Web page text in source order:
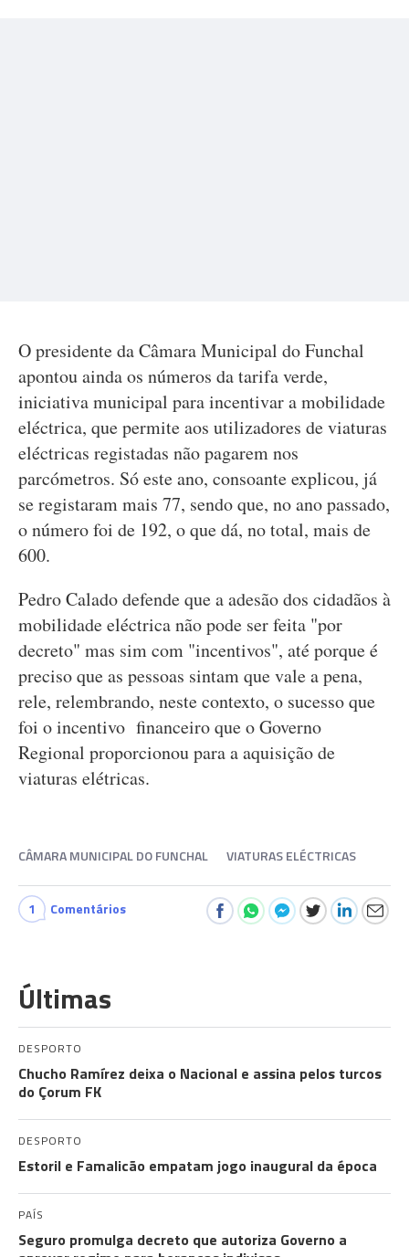
O presidente da Câmara Municipal do Funchal
apontou ainda os números da tarifa verde,
iniciativa municipal para incentivar a mobilidade
eléctrica, que permite aos utilizadores de viaturas
eléctricas registadas não pagarem nos
parcómetros. Só este ano, consoante explicou, já
se registaram mais 77, sendo que, no ano passado,
o número foi de 192, o que dá, no total, mais de
600.
Pedro Calado defende que a adesão dos cidadãos à
mobilidade eléctrica não pode ser feita "por
decreto" mas sim com "incentivos", até porque é
preciso que as pessoas sintam que vale a pena,
rele, relembrando, neste contexto, o sucesso que
foi o incentivo financeiro que o Governo
Regional proporcionou para a aquisição de
viaturas elétricas.
CÂMARA MUNICIPAL DO FUNCHAL VIATURAS ELÉCTRICAS
1 Comentários
Últimas
DESPORTO
Chucho Ramírez deixa o Nacional e assina pelos turcos
do Çorum FK
DESPORTO
Estoril e Famalicão empatam jogo inaugural da época
PAÍS
Seguro promulga decreto que autoriza Governo a